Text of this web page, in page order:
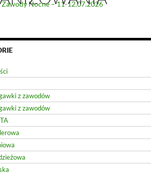
Nocne – 11-12.07.2026
z zawodów
z zawodów